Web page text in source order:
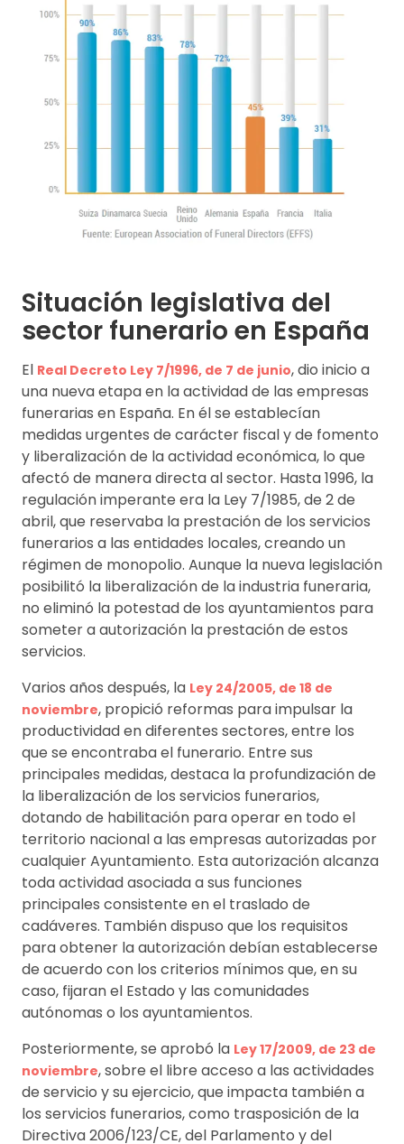
Situación legislativa del
sector funerario en España
El Real Decreto Ley 7/1996, de 7 de junio, dio inicio a
una nueva etapa en la actividad de las empresas
funerarias en España. En él se establecían
medidas urgentes de carácter fiscal y de fomento
y liberalización de la actividad económica, lo que
afectó de manera directa al sector. Hasta 1996, la
regulación imperante era la Ley 7/1985, de 2 de
abril, que reservaba la prestación de los servicios
funerarios a las entidades locales, creando un
régimen de monopolio. Aunque la nueva legislación
posibilitó la liberalización de la industria funeraria,
no eliminó la potestad de los ayuntamientos para
someter a autorización la prestación de estos
servicios.
Varios años después, la Ley 24/2005, de 18 de
noviembre, propició reformas para impulsar la
productividad en diferentes sectores, entre los
que se encontraba el funerario. Entre sus
principales medidas, destaca la profundización de
la liberalización de los servicios funerarios,
dotando de habilitación para operar en todo el
territorio nacional a las empresas autorizadas por
cualquier Ayuntamiento. Esta autorización alcanza
toda actividad asociada a sus funciones
principales consistente en el traslado de
cadáveres. También dispuso que los requisitos
para obtener la autorización debían establecerse
de acuerdo con los criterios mínimos que, en su
caso, fijaran el Estado y las comunidades
autónomas o los ayuntamientos.
Posteriormente, se aprobó la Ley 17/2009, de 23 de
noviembre, sobre el libre acceso a las actividades
de servicio y su ejercicio, que impacta también a
los servicios funerarios, como trasposición de la
Directiva 2006/123/CE, del Parlamento y del